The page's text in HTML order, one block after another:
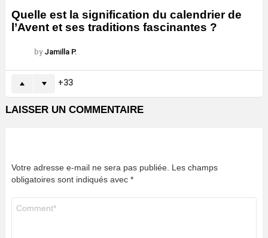
Quelle est la signification du calendrier de
l’Avent et ses traditions fascinantes ?
by Jamilla P.
33
LAISSER UN COMMENTAIRE
Votre adresse e-mail ne sera pas publiée. Les champs
obligatoires sont indiqués avec *